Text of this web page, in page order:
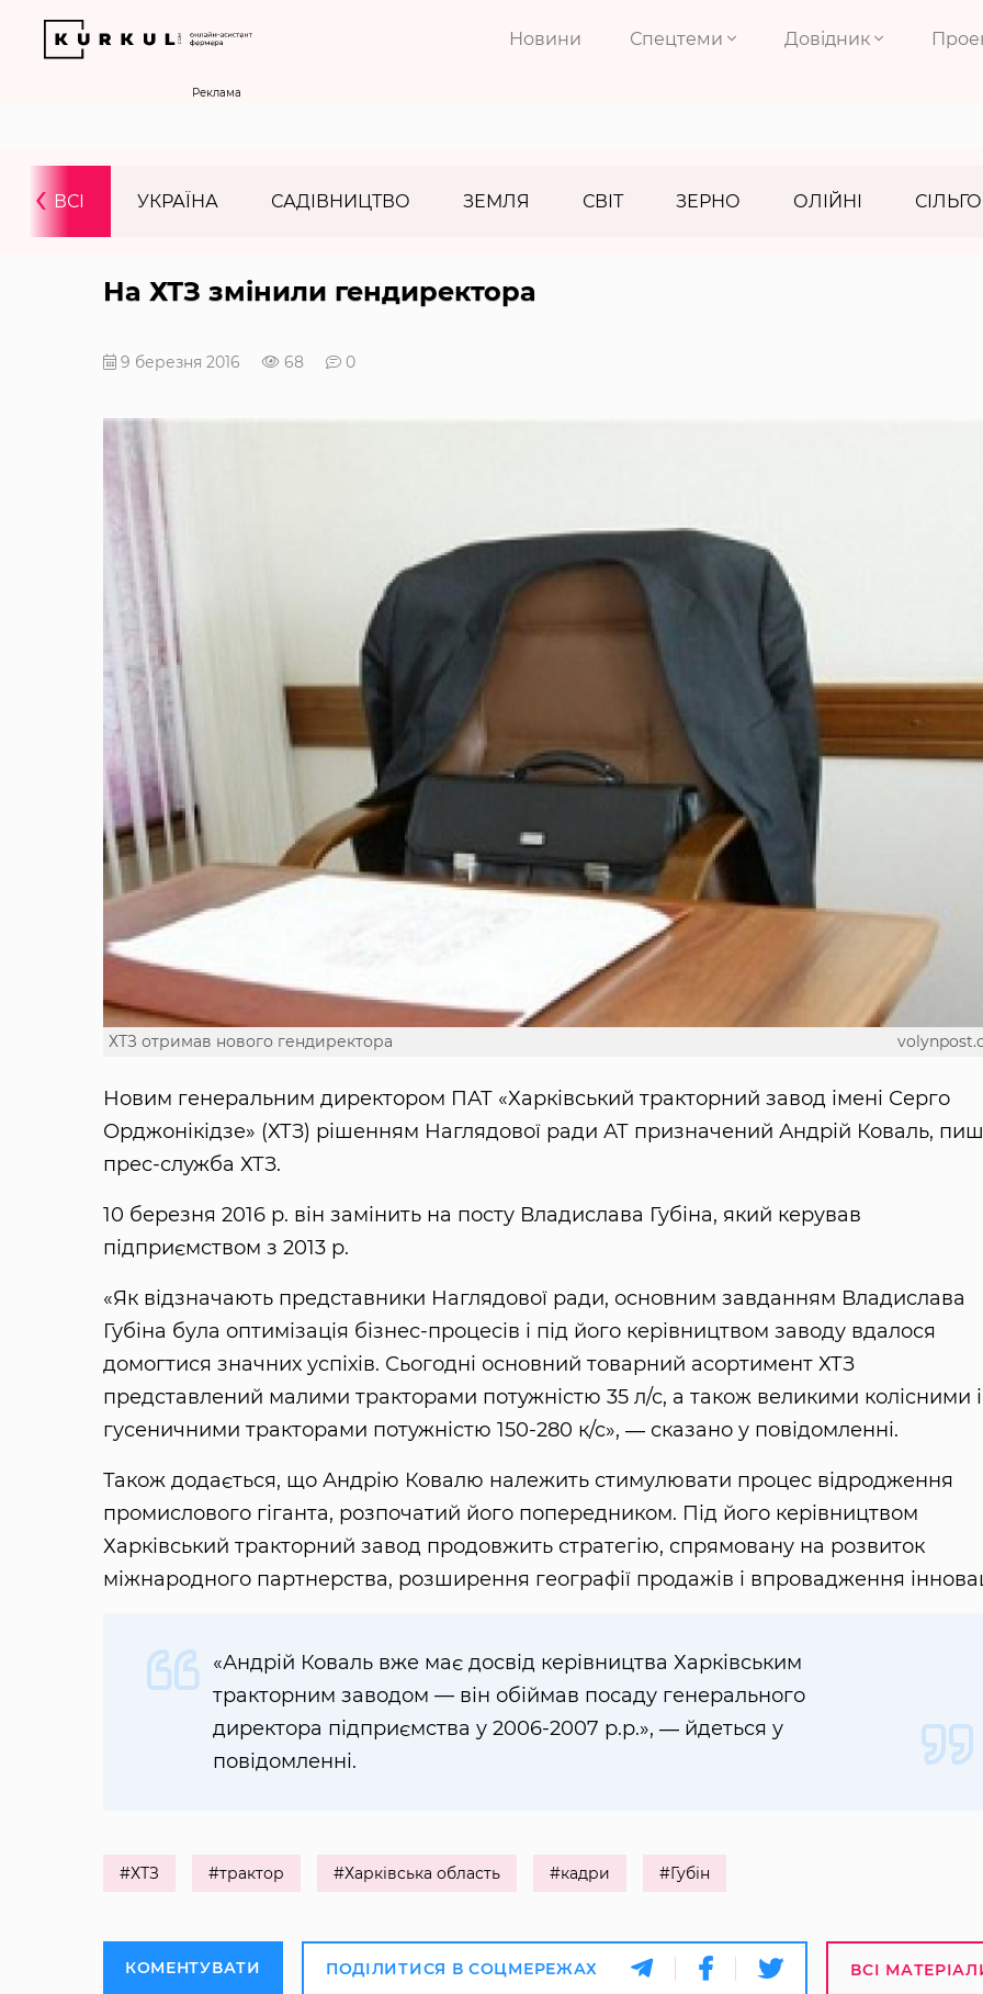
Новини Спецтеми Довідник
Реклама
ВСІ УКРАЇНА САДІВНИЦТВО ЗЕМЛЯ СВІТ ЗЕРНО ОЛІЙНІ
‹
На ХТЗ змінили гендиректора
9 березня 2016 68 0
ХТЗ отримав нового гендиректора
Новим генеральним директором ПАТ «Харківський тракторний завод імені Серго
Орджонікідзе» (ХТЗ) рішенням Наглядової ради АТ призначений Андрій Коваль,
прес-служба ХТЗ.
10 березня 2016 р. він замінить на посту Владислава Губіна, який керував
підприємством з 2013 р.
«Як відзначають представники Наглядової ради, основним завданням Владислава
Губіна була оптимізація бізнес-процесів і під його керівництвом заводу вдалося
домогтися значних успіхів. Сьогодні основний товарний асортимент ХТЗ
представлений малими тракторами потужністю 35 л/с, а також великими колісними і
гусеничними тракторами потужністю 150-280 к/с», ― сказано у повідомленні.
Також додається, що Андрію Ковалю належить стимулювати процес відродження
промислового гіганта, розпочатий його попередником. Під його керівництвом
Харківський тракторний завод продовжить стратегію, спрямовану на розвиток
міжнародного партнерства, розширення географії продажів і впровадження
«Андрій Коваль вже має досвід керівництва Харківським
тракторним заводом — він обіймав посаду генерального
директора підприємства у 2006-2007 р.р.», ― йдеться у
повідомленні.
#ХТЗ #трактор #Харківська область #кадри #Губін
КОМЕНТУВАТИ ПОДІЛИТИСЯ В СОЦМЕРЕЖАХ ВСІ